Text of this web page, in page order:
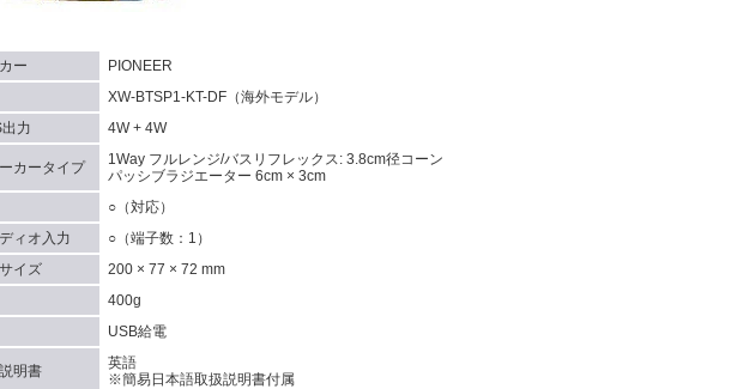
ー
PIONEER
XW-BTSP1-KT-DF（海外モデル）
力
4W + 4W
カータイプ
1Way フルレンジ/バスリフレックス: 3.8cm径コーン
パッシブラジエーター 6cm × 3cm
○（対応）
ィオ入力
○（端子数：1）
イズ
200 × 77 × 72 mm
400g
USB給電
明書
英語
※簡易日本語取扱説明書付属